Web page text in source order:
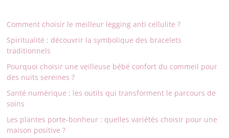
Comment choisir le meilleur legging anti cellulite ?
Spiritualité : découvrir la symbolique des bracelets
traditionnels
Pourquoi choisir une veilleuse bébé confort du commeil pour
des nuits sereines ?
Santé numérique : les outils qui transforment le parcours de
soins
Les plantes porte-bonheur : quelles variétés choisir pour une
maison positive ?